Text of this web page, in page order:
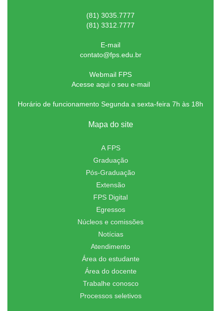
(81) 3035.7777
(81) 3312.7777
E-mail
contato@fps.edu.br
Webmail FPS
Acesse aqui o seu e-mail
Horário de funcionamento Segunda a sexta-feira 7h às 18h
Mapa do site
A FPS
Graduação
Pós-Graduação
Extensão
FPS Digital
Egressos
Núcleos e comissões
Notícias
Atendimento
Área do estudante
Área do docente
Trabalhe conosco
Processos seletivos